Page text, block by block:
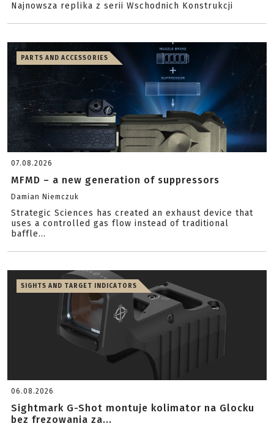
Najnowsza replika z serii Wschodnich Konstrukcji
PARTS AND ACCESSORIES
07.08.2026
MFMD – a new generation of suppressors
Damian Niemczuk
Strategic Sciences has created an exhaust device that
uses a controlled gas flow instead of traditional
baffle...
SIGHTS AND TARGET INDICATORS
06.08.2026
Sightmark G-Shot montuje kolimator na Glocku
bez frezowania za...